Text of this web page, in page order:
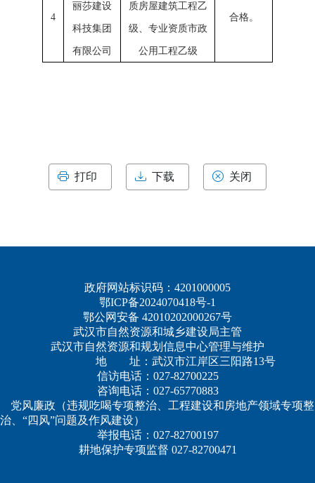
4
丽莎建设
科技集团
有限公司
质房屋建筑工程乙
级、专业资质市政
公用工程乙级
合格。
打印 下载 关闭
政府网站标识码：4201000005
鄂ICP备2024070418号-1
鄂公网安备 42010202000267号
武汉市自然资源和城乡建设局主管
武汉市自然资源和规划信息中心管理与维护
地 址：武汉市江岸区三阳路13号
信访电话：027-82700225
咨询电话：027-65770883
党风廉政（违规吃喝专项整治、工程建设和房地产领域专项整
治、“四风”问题及作风建设）
举报电话：027-82700197
耕地保护专项监督 027-82700471